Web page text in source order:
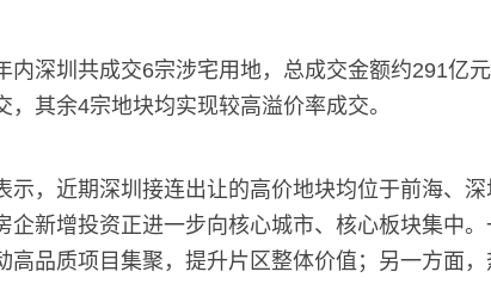
深圳共成交6宗涉宅用地，总成交金额约291亿
，其余4宗地块均实现较高溢价率成交。
，近期深圳接连出让的高价地块均位于前海、深
企新增投资正进一步向核心城市、核心板块集中
高品质项目集聚，提升片区整体价值；另一方面